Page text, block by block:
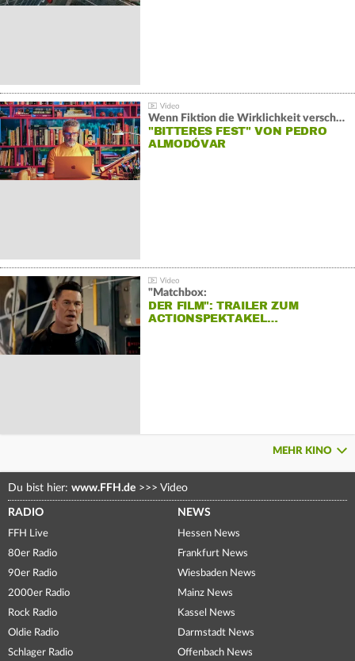
Wenn Fiktion die Wirklichkeit verschiebt:
"BITTERES FEST" VON PEDRO
ALMODÓVAR
"Matchbox:
DER FILM": TRAILER ZUM
ACTIONSPEKTAKEL…
MEHR KINO
Du bist hier: www.FFH.de >>> Video
RADIO
FFH Live
80er Radio
90er Radio
2000er Radio
Rock Radio
Oldie Radio
Schlager Radio
NEWS
Hessen News
Frankfurt News
Wiesbaden News
Mainz News
Kassel News
Darmstadt News
Offenbach News